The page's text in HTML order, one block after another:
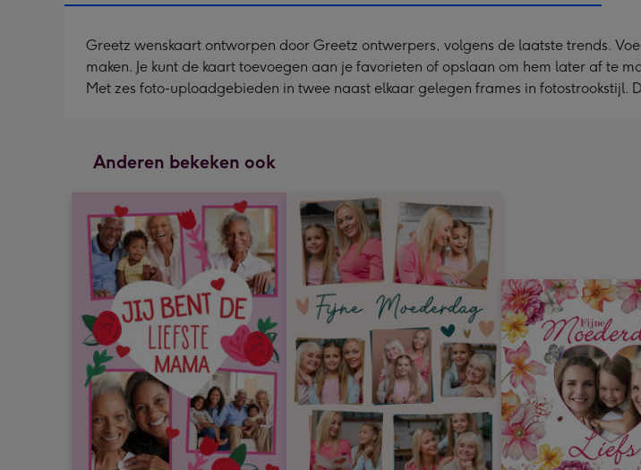
Greetz wenskaart ontworpen door Greetz ontwerpers, volgens de laatste trends.
maken. Je kunt de kaart toevoegen aan je favorieten of opslaan om hem later af te
Met zes foto-uploadgebieden in twee naast elkaar gelegen frames in fotostrookstijl.
Anderen bekeken ook